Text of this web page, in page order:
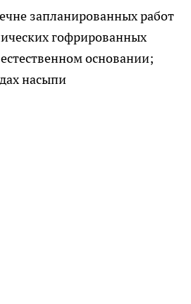
запланированных работ
гофрированных
основании;
насыпи